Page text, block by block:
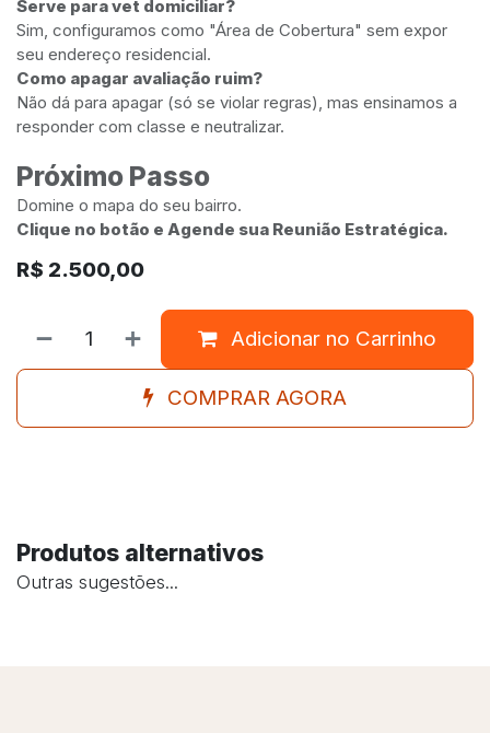
Serve para vet domiciliar?
Sim, configuramos como "Área de Cobertura" sem expor
seu endereço residencial.
Como apagar avaliação ruim?
Não dá para apagar (só se violar regras), mas ensinamos a
responder com classe e neutralizar.
Próximo Passo
Domine o mapa do seu bairro.
Clique no botão e Agende sua Reunião Estratégica.
R$ 2.500,00
Adicionar no Carrinho
COMPRAR AGORA
Produtos alternativos
Outras sugestões...